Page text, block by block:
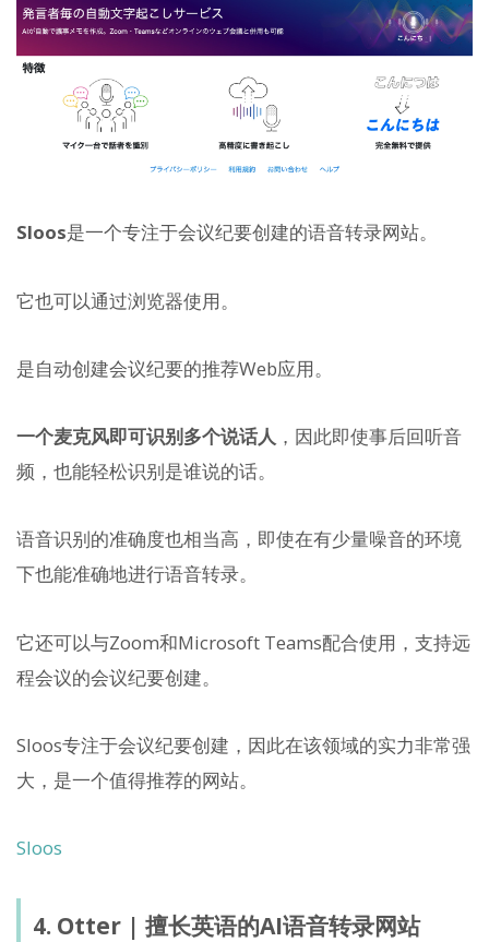
Sloos是一个专注于会议纪要创建的语音转录网站。
它也可以通过浏览器使用。
是自动创建会议纪要的推荐Web应用。
一个麦克风即可识别多个说话人 ，因此即使事后回听音
频，也能轻松识别是谁说的话。
语音识别的准确度也相当高，即使在有少量噪音的环境
下也能准确地进行语音转录。
它还可以与Zoom和Microsoft Teams配合使用，支持远
程会议的会议纪要创建。
Sloos专注于会议纪要创建，因此在该领域的实力非常强
大，是一个值得推荐的网站。
Sloos
4. Otter | 擅长英语的AI语音转录网站